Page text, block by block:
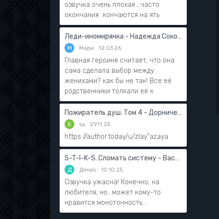
озвучка очень плохая , часто
окончания кончаются на ять
Леди-иномирянка - Надежда Соколова
М Мари 12.03.26
Главная героиня считает, что она
сама сделала выбор между
женихами? как бы не так! Все её
родственники толкали её к
Пожиратель душ. Том 4 - Дорничев Дмитрий
S sa 29.11.25
https://author.today/u/zlay"azaya
S-T-I-K-S. Сломать систему - Василий Мушинский
Д Денис 10.10.25
Озвучка ужасна! Конечно, на
любителя, но...может кому-то
нравится монотонность...